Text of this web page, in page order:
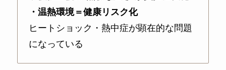
・温熱環境＝健康リスク化
ヒートショック・熱中症が顕在的な問題
になっている